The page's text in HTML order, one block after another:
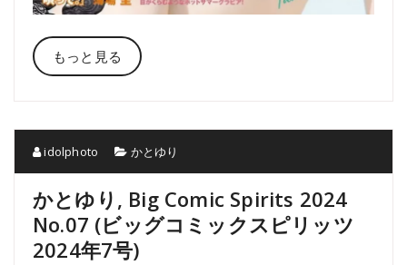
もっと見る
idolphoto かとゆり
かとゆり, Big Comic Spirits 2024
No.07 (ビッグコミックスピリッツ
2024年7号)